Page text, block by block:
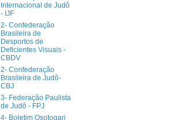
Internacional de Judô
- IJF
2- Confederação
Brasileira de
Desportos de
Deficientes Visuais -
CBDV
2- Confederação
Brasileira de Judô-
CBJ
3- Federação Paulista
de Judô - FPJ
4- Boletim Osotogari